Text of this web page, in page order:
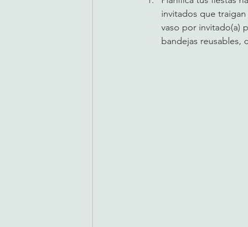
invitados que
vaso por invitado(a)
bandejas reusables,